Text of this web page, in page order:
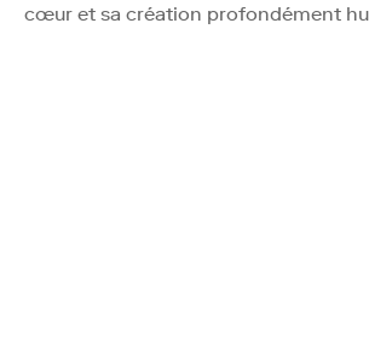
cœur et sa création profondément